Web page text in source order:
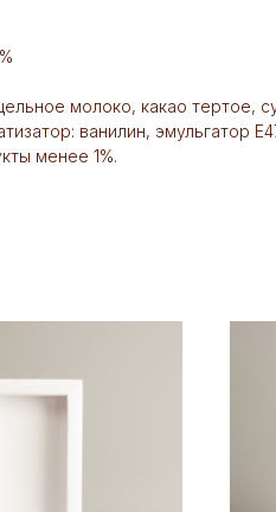
молоко, какао тертое,
ванилин, эмульгатор
менее 1%.